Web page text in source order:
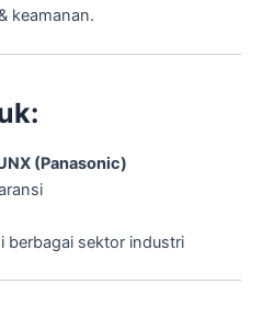
keamanan.
(Panasonic)
berbagai sektor industri